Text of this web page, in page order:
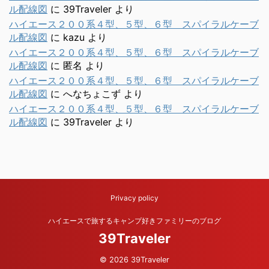
ル配線図 に 39Traveler より
ハイエース２００系４型、５型、６型 スパイラルケーブ
ル配線図 に kazu より
ハイエース２００系４型、５型、６型 スパイラルケーブ
ル配線図 に 匿名 より
ハイエース２００系４型、５型、６型 スパイラルケーブ
ル配線図 に へなちょこず より
ハイエース２００系４型、５型、６型 スパイラルケーブ
ル配線図 に 39Traveler より
Privacy policy
ハイエースで旅するキャンプ好きファミリーのブログ
39Traveler
© 2026 39Traveler